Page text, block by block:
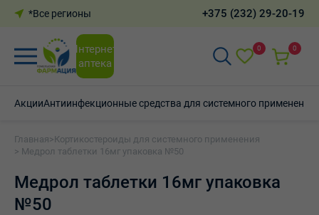
*Все регионы +375 (232) 29-20-19
Интернет-
аптека
0 0
АкцииАнтиинфекционные средства для системного применения
Главная >Кортикостероиды для системного применения
> Медрол таблетки 16мг упаковка №50
Медрол таблетки 16мг упаковка
№50